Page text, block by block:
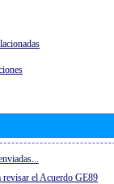
revisar el Acuerdo GE89